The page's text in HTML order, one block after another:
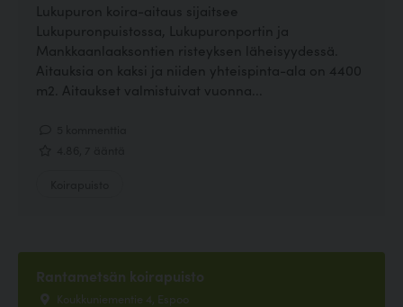
Lukupuron koira-aitaus sijaitsee
Lukupuronpuistossa, Lukupuronportin ja
Mankkaanlaaksontien risteyksen läheisyydessä.
Aitauksia on kaksi ja niiden yhteispinta-ala on 4400
m2. Aitaukset valmistuivat vuonna...
Rantametsän koirapuisto
Koukkuniementie 4, Espoo